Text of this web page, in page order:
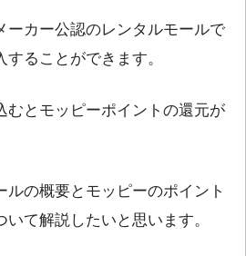
ーカー公認のレンタルモールで
ることができます。
むとモッピーポイントの還元が
ルの概要とモッピーのポイント
て解説したいと思います。